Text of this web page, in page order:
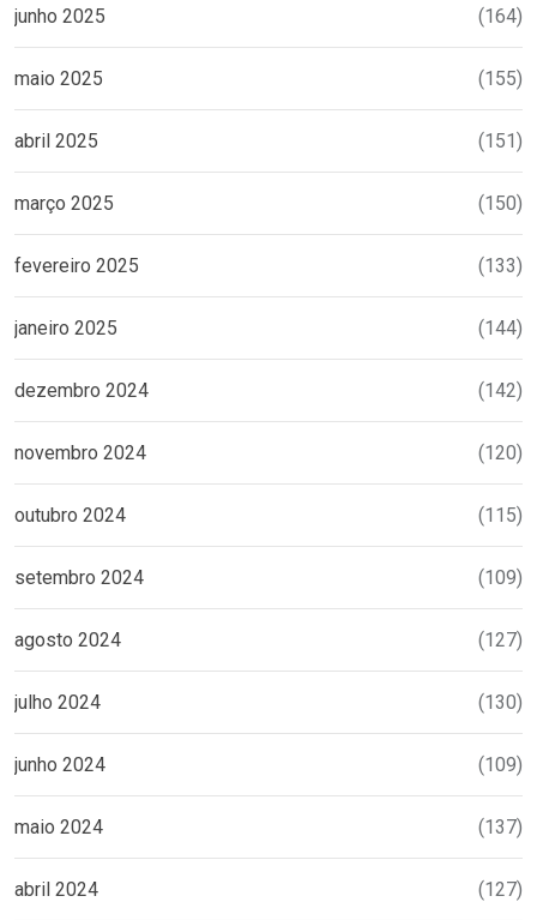
junho 2025 (164)
maio 2025 (155)
abril 2025 (151)
março 2025 (150)
fevereiro 2025 (133)
janeiro 2025 (144)
dezembro 2024 (142)
novembro 2024 (120)
outubro 2024 (115)
setembro 2024 (109)
agosto 2024 (127)
julho 2024 (130)
junho 2024 (109)
maio 2024 (137)
abril 2024 (127)